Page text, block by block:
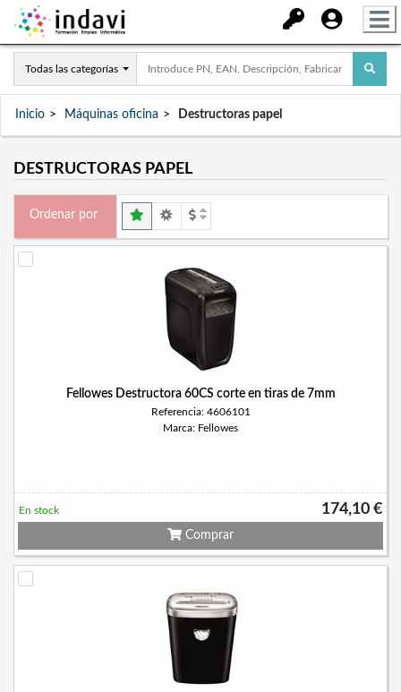
Todas las categorías
Inicio Máquinas oficina Destructoras papel
DESTRUCTORAS PAPEL
Ordenar por
Fellowes Destructora 60CS corte en tiras de 7mm
Referencia: 4606101
Marca: Fellowes
174,10 €
En stock
Comprar